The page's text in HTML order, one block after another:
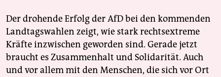
Der drohende Erfolg der AfD bei den kommenden
Landtagswahlen zeigt, wie stark rechtsextreme
Kräfte inzwischen geworden sind. Gerade jetzt
braucht es Zusammenhalt und Solidarität. Auch
und vor allem mit den Menschen, die sich vor Ort